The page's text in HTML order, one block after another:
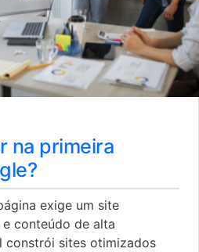
na primeira
exige um site
conteúdo de alta
constrói sites otimizados